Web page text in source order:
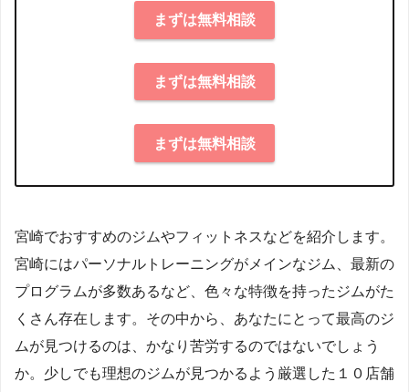
まずは無料相談
まずは無料相談
まずは無料相談
宮崎でおすすめのジムやフィットネスなどを紹介します。
宮崎にはパーソナルトレーニングがメインなジム、最新の
プログラムが多数あるなど、色々な特徴を持ったジムがた
くさん存在します。その中から、あなたにとって最高のジ
ムが見つけるのは、かなり苦労するのではないでしょう
か。少しでも理想のジムが見つかるよう厳選した１０店舗